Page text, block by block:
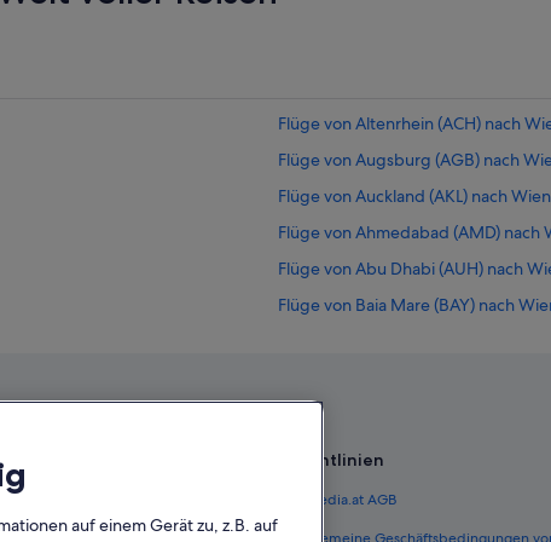
Flüge von Altenrhein (ACH) nach
Flüge von Augsburg (AGB) nach
Flüge von Auckland (AKL) nach
Flüge von Ahmedabad (AMD) nach
Flüge von Abu Dhabi (AUH) nach
Flüge von Baia Mare (BAY) nach
Flüge von Nashville (BNA) nach Wien
Flüge von Bozen (BZO) nach Wien
Richtlinien
Expedia.at AGB
auf einem Gerät zu, z.B. auf